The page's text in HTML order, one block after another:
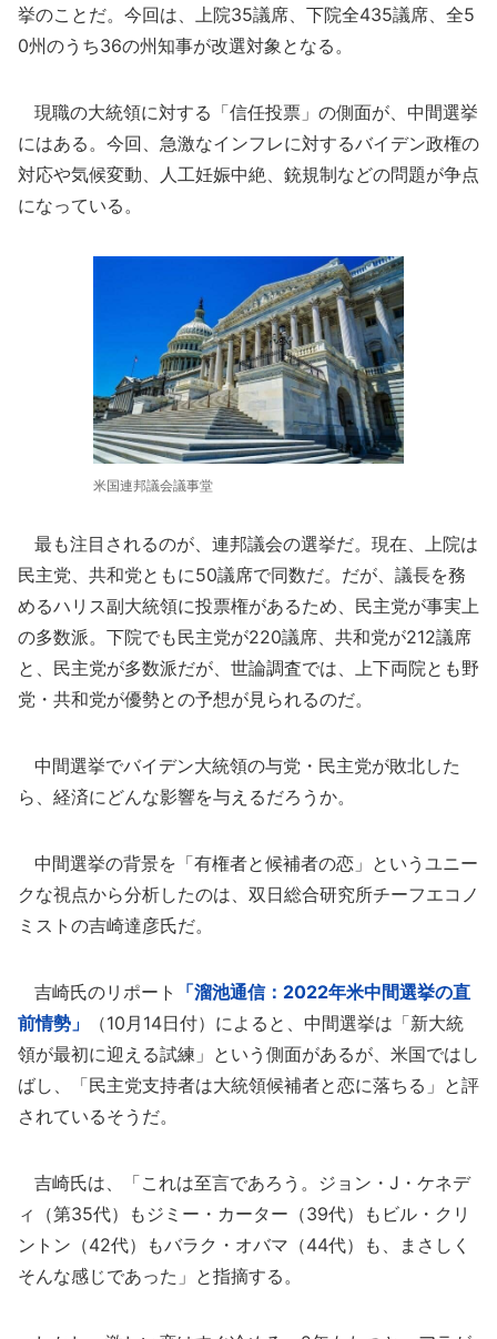
挙のことだ。今回は、上院35議席、下院全435議席、全5
0州のうち36の州知事が改選対象となる。
現職の大統領に対する「信任投票」の側面が、中間選挙
にはある。今回、急激なインフレに対するバイデン政権の
対応や気候変動、人工妊娠中絶、銃規制などの問題が争点
になっている。
米国連邦議会議事堂
最も注目されるのが、連邦議会の選挙だ。現在、上院は
民主党、共和党ともに50議席で同数だ。だが、議長を務
めるハリス副大統領に投票権があるため、民主党が事実上
の多数派。下院でも民主党が220議席、共和党が212議席
と、民主党が多数派だが、世論調査では、上下両院とも野
党・共和党が優勢との予想が見られるのだ。
中間選挙でバイデン大統領の与党・民主党が敗北した
ら、経済にどんな影響を与えるだろうか。
中間選挙の背景を「有権者と候補者の恋」というユニー
クな視点から分析したのは、双日総合研究所チーフエコノ
ミストの吉崎達彦氏だ。
吉崎氏のリポート
「溜池通信：2022年米中間選挙の直
前情勢」
（10月14日付）によると、中間選挙は「新大統
領が最初に迎える試練」という側面があるが、米国ではし
ばし、「民主党支持者は大統領候補者と恋に落ちる」と評
されているそうだ。
吉崎氏は、「これは至言であろう。ジョン・J・ケネデ
ィ（第35代）もジミー・カーター（39代）もビル・クリ
ントン（42代）もバラク・オバマ（44代）も、まさしく
そんな感じであった」と指摘する。